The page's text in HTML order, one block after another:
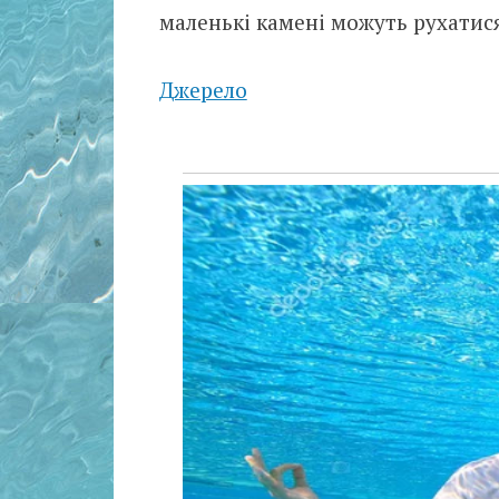
маленькі камені можуть
Джерело